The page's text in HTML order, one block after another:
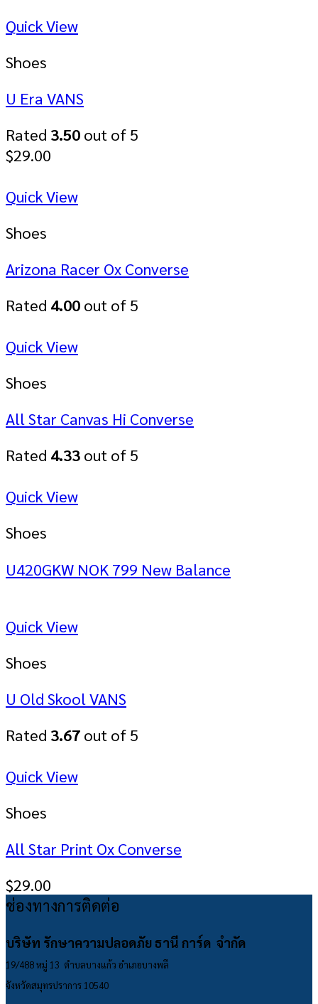
Quick View
Shoes
U Era VANS
Rated 3.50 out of 5
$29.00
Quick View
Shoes
Arizona Racer Ox Converse
Rated 4.00 out of 5
Quick View
Shoes
All Star Canvas Hi Converse
Rated 4.33 out of 5
Quick View
Shoes
U420GKW NOK 799 New Balance
Quick View
Shoes
U Old Skool VANS
Rated 3.67 out of 5
Quick View
Shoes
All Star Print Ox Converse
$29.00
ช่องทางการติดต่อ
บริษัท รักษาความปลอดภัย ธานี การ์ด จำกัด
19/488 หมู่ 13 ตำบลบางแก้ว อำเภอบางพลี
จังหวัดสมุทรปราการ 10540